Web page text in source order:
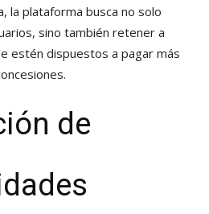
la plataforma busca no solo
sino también retener a
estén dispuestos a pagar más
de